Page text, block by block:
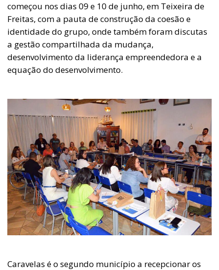
começou nos dias 09 e 10 de junho, em Teixeira de
Freitas, com a pauta de construção da coesão e
identidade do grupo, onde também foram discutas
a gestão compartilhada da mudança,
desenvolvimento da liderança empreendedora e a
equação do desenvolvimento.
Caravelas é o segundo município a recepcionar os